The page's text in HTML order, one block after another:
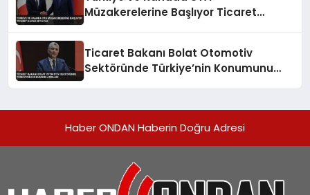
Müzakerelerine Başlıyor Ticaret
Ticaret Bakanı Bolat Otomotiv
Sektöründe Türkiye’nin Konumunu
Haber ONDAN Haberin Doğru Adresi